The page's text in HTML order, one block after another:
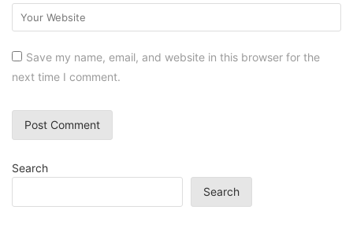
Save my name, email, and website in this browser for the
next time I comment.
Search
Search